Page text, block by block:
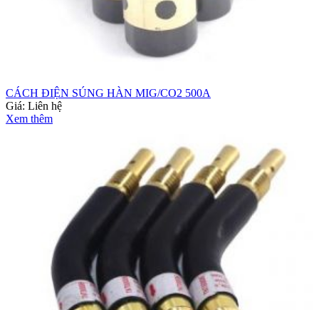
CÁCH ĐIỆN SÚNG HÀN MIG/CO2 500A
Giá: Liên hệ
Xem thêm